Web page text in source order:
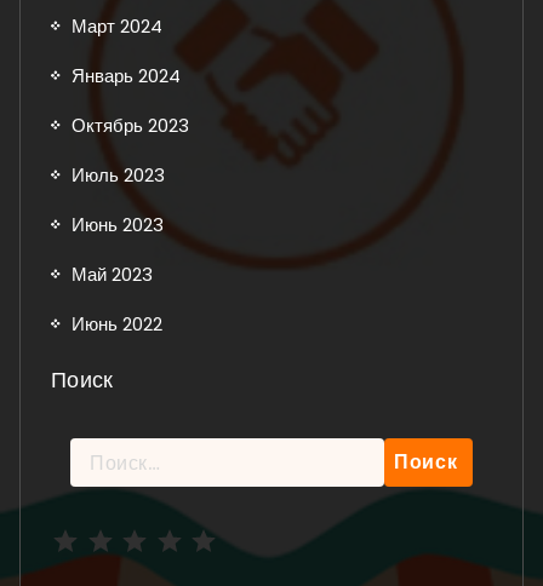
Март 2024
Январь 2024
Октябрь 2023
Июль 2023
Июнь 2023
Май 2023
Июнь 2022
Поиск
Найти: